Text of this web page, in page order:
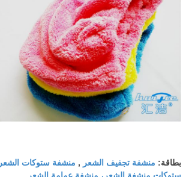
بطاقة: منشفة تجفيف الشعر , منشفة ستوكات الشعر
ستوكات منشفة الشعر، منشفة عمامة الشعر